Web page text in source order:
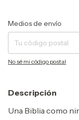
Entregas para el CP:
Medios de envío
No sé mi código postal
Descripción
Una Biblia como